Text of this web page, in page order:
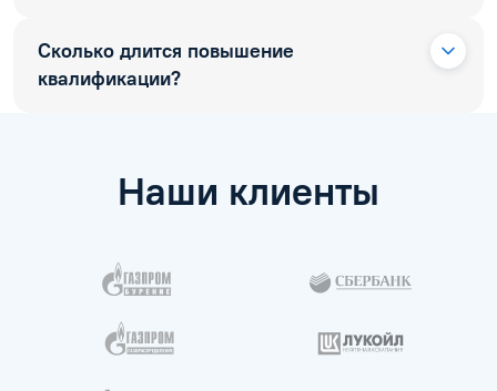
Сколько длится повышение
квалификации?
Наши клиенты